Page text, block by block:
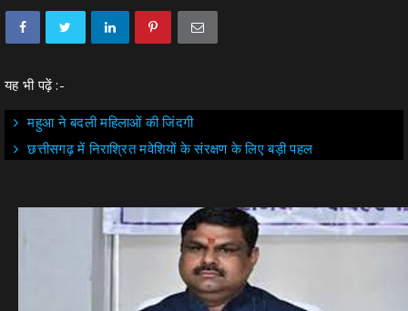
यह भी पढ़ें :-
महुआ ने बदली महिलाओं की जिंदगी
छत्तीसगढ़ में निराश्रित मवेशियों के संरक्षण के लिए बड़ी पहल